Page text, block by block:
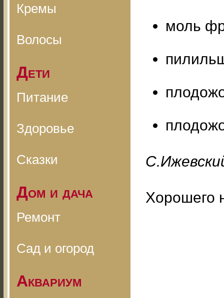
Кремы
Волосы
Дети
Питание
Здоровье
Сказки
Дом и дача
Ремонт
Сад и огород
Аквариум
моль
Хорошего